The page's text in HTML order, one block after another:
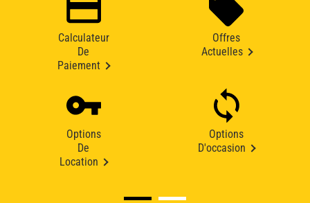
Calculateur
De
Paiement
Offres
Actuelles
Options
De
Location
Options
D'occasion